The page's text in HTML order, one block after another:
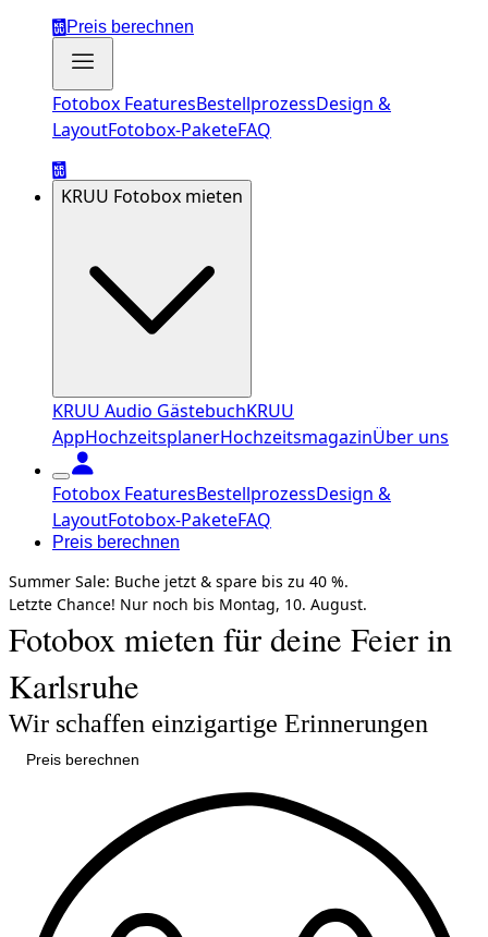
Preis berechnen
Fotobox FeaturesBestellprozessDesign &
LayoutFotobox-PaketeFAQ
KRUU Fotobox mieten
KRUU Audio GästebuchKRUU
AppHochzeitsplanerHochzeitsmagazinÜber uns
Fotobox FeaturesBestellprozessDesign &
LayoutFotobox-PaketeFAQ
Preis berechnen
Summer Sale: Buche jetzt & spare bis zu 40 %.
Letzte Chance! Nur noch bis Montag, 10. August.
Fotobox mieten für deine Feier in
Karlsruhe
Wir schaffen einzigartige Erinnerungen
Preis berechnen